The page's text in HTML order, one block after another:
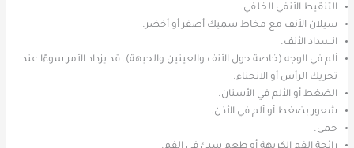
التنقيط الأنفي الخلفي.
سيلان الأنف مع مخاط سميك أصفر أو أخضر.
انسداد الأنف.
ألم في الوجه (خاصة حول الأنف والعينين والجبهة). قد يزداد الأمر سوءًا عند
تحريك الرأس أو الانحناء.
الضغط أو الألم في الأسنان.
شعور بضغط أو ألم في الأذن.
حمى.